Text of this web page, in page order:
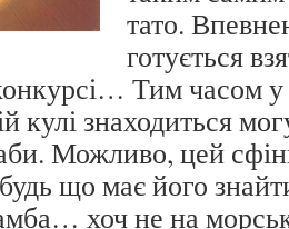
тато.
готується
Тим часом у
кулі знаходиться
Можливо, цей
що має його
хоч не на